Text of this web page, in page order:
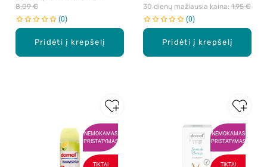
Pridėti į krepšelį
8,09 €
0
Pridėti į krepšelį
30 dienų mažiausia kaina: 1,95 €
0
NEMOKAMAS
PRISTATYMAS
TIKTAI
NEMOKAMAS
PRISTATYMAS
TIKTAI